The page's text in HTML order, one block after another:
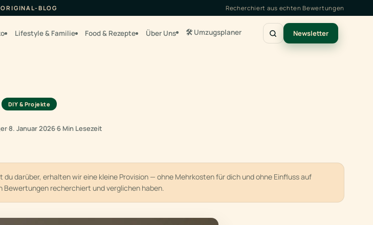
BLOG Recherchiert aus echten Bewertungen
Lifestyle & Familie Food & Rezepte Über Uns 🛠️ Umzugsplaner Newsletter
DIY & Projekte
·8. Januar 2026·6 Min Lesezeit
du darüber, erhalten wir eine kleine Provision — ohne Mehrkosten für dich und ohne Einfluss auf
recherchiert und verglichen haben.